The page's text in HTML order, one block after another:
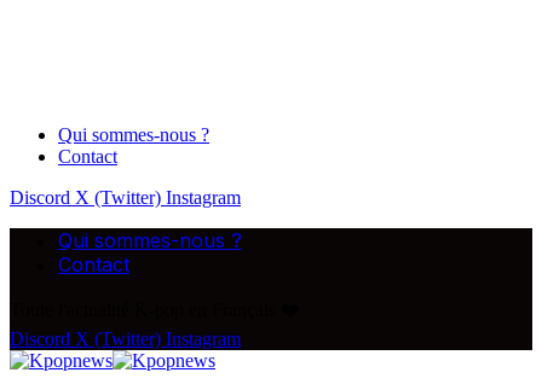
Qui sommes-nous ?
Contact
Discord X (Twitter) Instagram
Qui sommes-nous ?
Contact
Discord X (Twitter) Instagram